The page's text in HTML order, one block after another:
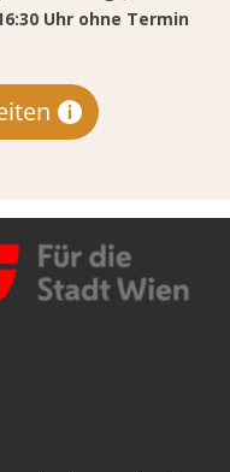
Uhr ohne Termin